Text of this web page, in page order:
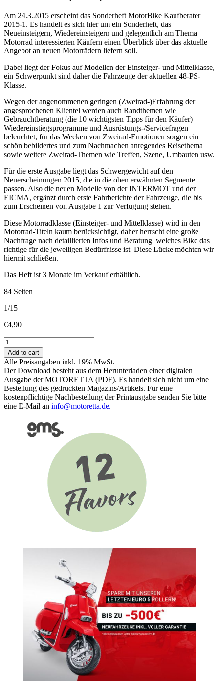
Am 24.3.2015 erscheint das Sonderheft MotorBike Kaufberater
2015-1. Es handelt es sich hier um ein Sonderheft, das
Neueinsteigern, Wiedereinsteigern und gelegentlich am Thema
Motorrad interessierten Käufern einen Überblick über das aktuelle
Angebot an neuen Motorrädern liefern soll.
Dabei liegt der Fokus auf Modellen der Einsteiger- und Mittelklasse,
ein Schwerpunkt sind daher die Fahrzeuge der aktuellen 48-PS-
Klasse.
Wegen der angenommenen geringen (Zweirad-)Erfahrung der
angesprochenen Klientel werden auch Randthemen wie
Gebrauchtberatung (die 10 wichtigsten Tipps für den Käufer)
Wiedereinstiegsprogramme und Ausrüstungs-/Servicefragen
beleuchtet, für das Wecken von Zweirad-Emotionen sorgen ein
schön bebildertes und zum Nachmachen anregendes Reisethema
sowie weitere Zweirad-Themen wie Treffen, Szene, Umbauten usw.
Für die erste Ausgabe liegt das Schwergewicht auf den
Neuerscheinungen 2015, die in die oben erwähnten Segmente
passen. Also die neuen Modelle von der INTERMOT und der
EICMA, ergänzt durch erste Fahrberichte der Fahrzeuge, die bis
zum Erscheinen von Ausgabe 1 zur Verfügung stehen.
Diese Motorradklasse (Einsteiger- und Mittelklasse) wird in den
Motorrad-Titeln kaum berücksichtigt, daher herrscht eine große
Nachfrage nach detaillierten Infos und Beratung, welches Bike das
richtige für die jeweiligen Bedürfnisse ist. Diese Lücke möchten wir
hiermit schließen.
Das Heft ist 3 Monate im Verkauf erhältlich.
84 Seiten
1/15
€4,90
MotorBike
Kaufberater
für
Mittelklasse-
Motorräder
(48
PS)
quantity
Add to cart
Alle Preisangaben inkl. 19% MwSt.
Der Download besteht aus dem Herunterladen einer digitalen
Ausgabe der MOTORETTA (PDF). Es handelt sich nicht um eine
Bestellung des gedruckten Magazins/Artikels. Für eine
kostenpflichtige Nachbestellung der Printausgabe senden Sie bitte
eine E-Mail an info@motoretta.de.